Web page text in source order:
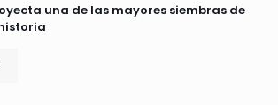
una de las mayores siembras de